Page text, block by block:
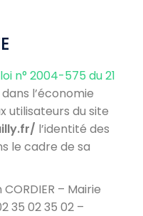
n° 2004-575 du 21
l’économie
utilisateurs du site
l’identité des
le cadre de sa
CORDIER – Mairie
35 02 35 02 –